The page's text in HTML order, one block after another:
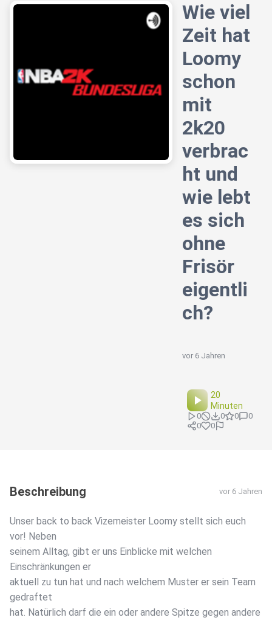
Wie viel
Zeit hat
Loomy
schon
mit
2k20
verbrac
ht und
wie lebt
es sich
ohne
Frisör
eigentli
ch?
vor 6 Jahren
20
Minuten
0 0 0
0
0
0
Beschreibung vor 6 Jahren
Unser back to back Vizemeister Loomy stellt sich euch
vor! Neben
seinem Alltag, gibt er uns Einblicke mit welchen
Einschränkungen er
aktuell zu tun hat und nach welchem Muster er sein Team
gedraftet
hat. Natürlich darf die ein oder andere Spitze gegen andere